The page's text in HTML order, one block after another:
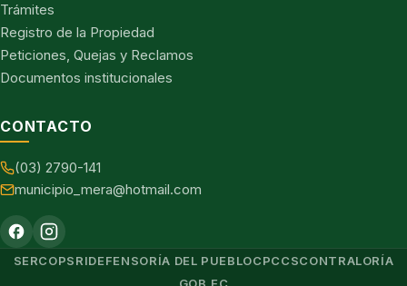
Trámites
Registro de la Propiedad
Peticiones, Quejas y Reclamos
Documentos institucionales
CONTACTO
(03) 2790-141
municipio_mera@hotmail.com
SERCOPSRIDEFENSORÍA DEL PUEBLOCPCCSCONTRALORÍA